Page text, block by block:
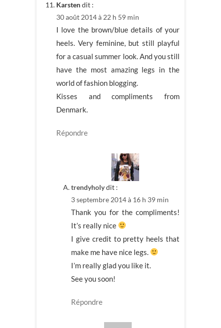
Karstendit :
30 août 2014 à 22 h 59 min
I love the brown/blue details of your
heels. Very feminine, but still playful
for a casual summer look. And you still
have the most amazing legs in the
world of fashion blogging.
Kisses and compliments from
Denmark.
Répondre
trendyholydit :
3 septembre 2014 à 16 h 39 min
Thank you for the compliments!
It’s really nice
I give credit to pretty heels that
make me have nice legs.
I’m really glad you like it.
See you soon!
Répondre